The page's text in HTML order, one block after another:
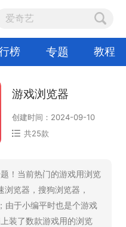
榜 专题 教程
游戏浏览器
创建时间：2024-09-10
共25款
！当前热门的游戏用浏览
览器，搜狗浏览器，
由于小编平时也是个游戏
装了数款游戏用的浏览